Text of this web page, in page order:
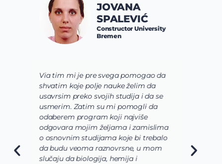
Via tim mi je pre svega pomogao da
shvatim koje polje nauke želim da
usavrsim preko svojih studija i da se
usmerim. Zatim su mi pomogli da
odaberem program koji najviše
odgovara mojim željama i zamislima
o osnovnim studijama koje bi trebalo
da budu veoma raznovrsne, u mom
slučaju da biologija, hemija i
JOVANA
SPALEVIĆ
Constructor University
Bremen